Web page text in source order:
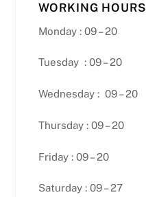
WORKING HOURS
Monday : 09 – 20
Tuesday : 09 – 20
Wednesday : 09 – 20
Thursday : 09 – 20
Friday : 09 – 20
Saturday : 09 – 27